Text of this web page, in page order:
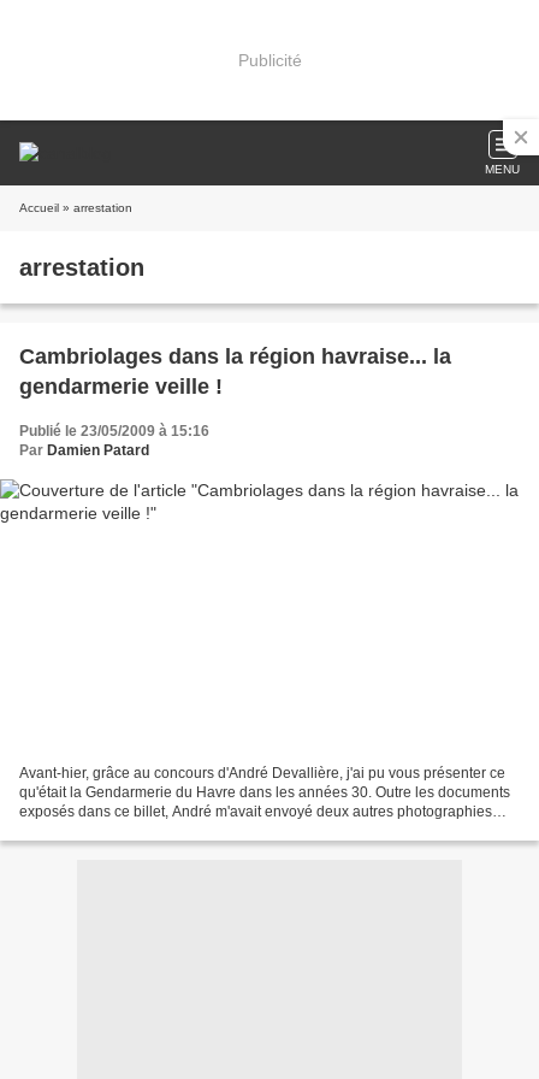
Publicité
MENU
Accueil » arrestation
arrestation
Cambriolages dans la région havraise... la
gendarmerie veille !
Publié le 23/05/2009 à 15:16
Par Damien Patard
Avant-hier, grâce au concours d'André Devallière, j'ai pu vous présenter ce
qu'était la Gendarmerie du Havre dans les années 30. Outre les documents
exposés dans ce billet, André m'avait envoyé deux autres photographies